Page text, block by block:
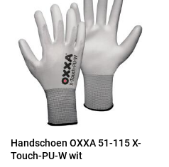
Handschoen OXXA 51-115 X-
Touch-PU-W wit